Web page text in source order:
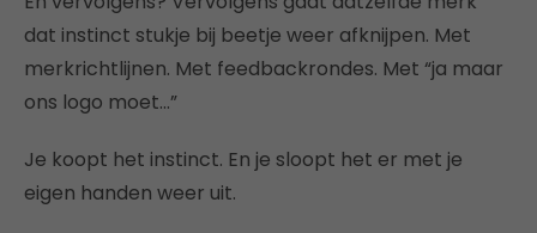
dat instinct stukje bij beetje weer afknijpen. Met
merkrichtlijnen. Met feedbackrondes. Met “ja maar
ons logo moet…”
Je koopt het instinct. En je sloopt het er met je
eigen handen weer uit.